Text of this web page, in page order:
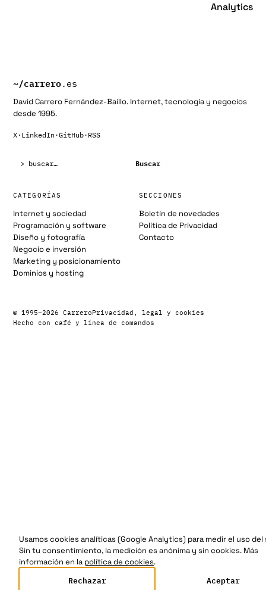
Analytics
~/carrero.es
David Carrero Fernández-Baillo. Internet, tecnología y negocios
desde 1995.
X· LinkedIn·GitHub· RSS
Buscar
CATEGORÍAS
Internet y sociedad
Programación y software
Diseño y fotografía
Negocio e inversión
Marketing y posicionamiento
Dominios y hosting
SECCIONES
Boletín de novedades
Política de Privacidad
Contacto
© 1995–2026 CarreroPrivacidad, legal y cookies
Hecho con café y línea de comandos
Usamos cookies analíticas (Google Analytics) para medir el uso del
Sin tu consentimiento, la medición es anónima y sin cookies. Más
información en lapolítica de cookies.
Rechazar Aceptar